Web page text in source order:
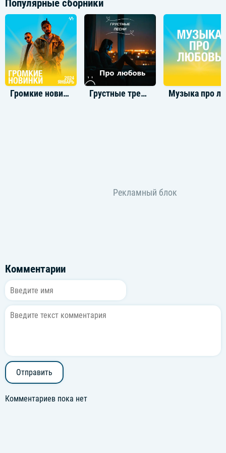
Популярные сборники
Громкие новинки: Январь 2024 Грустные треки про любовь
Комментарии
Отправить
Комментариев пока нет